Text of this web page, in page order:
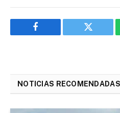
Facebook Twitter
NOTICIAS RECOMENDADAS